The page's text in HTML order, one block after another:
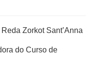
Reda Zorkot Sant’Anna
do Curso de